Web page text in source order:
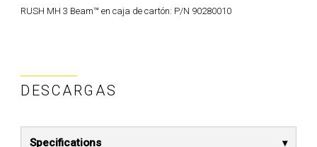
RUSH MH 3 Beam™ en caja de cartón: P/N 90280010
DESCARGAS
Specifications